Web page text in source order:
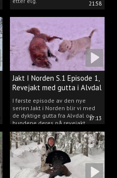
21:58
17:13
Jakt I Norden S.1 Episode 1,
Revejakt med gutta i Alvdal
I første episode av den nye
serien Jakt i Norden blir vi med
de dyktige gutta fra Alvdal og
hundene deres på revejakt.